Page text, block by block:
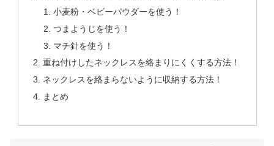
小麦粉・ベビーパウダーを使う！
つまようじを使う！
マチ針を使う！
重ね付けしたネックレスを絡まりにくくする方法！
ネックレスを絡まらないように収納する方法！
まとめ